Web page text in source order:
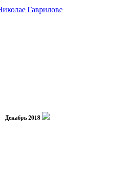
Декабрь 2018